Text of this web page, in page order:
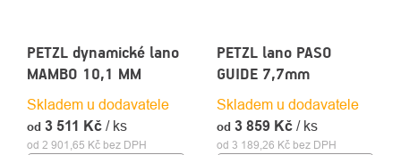
PETZL dynamické lano
MAMBO 10,1 MM
Skladem u dodavatele
od 2 901,65 Kč bez DPH
od 3 511 Kč / ks
PETZL lano PASO
GUIDE 7,7mm
Skladem u dodavatele
od 3 189,26 Kč bez DPH
od 3 859 Kč / ks